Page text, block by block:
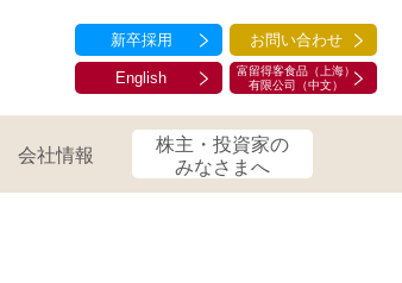
新卒採用 お問い合わせ
English
富留得客食品（上海）
有限公司（中文）
会社情報
株主・投資家の
みなさまへ